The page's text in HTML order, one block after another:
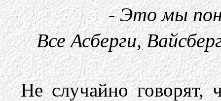
- Это мы
Все Асберги,
Не случайно говорят,